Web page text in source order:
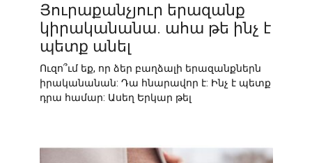
Յուրաքանչյուր երազանք
կիրականանա. ահա թե ինչ է
պետք անել
Ուզո՞ւմ եք, որ ձեր բաղձալի երազանքներն
իրականանան: Դա հնարավոր է: Ինչ է պետք
դրա համար: Ասեղ Երկար թել